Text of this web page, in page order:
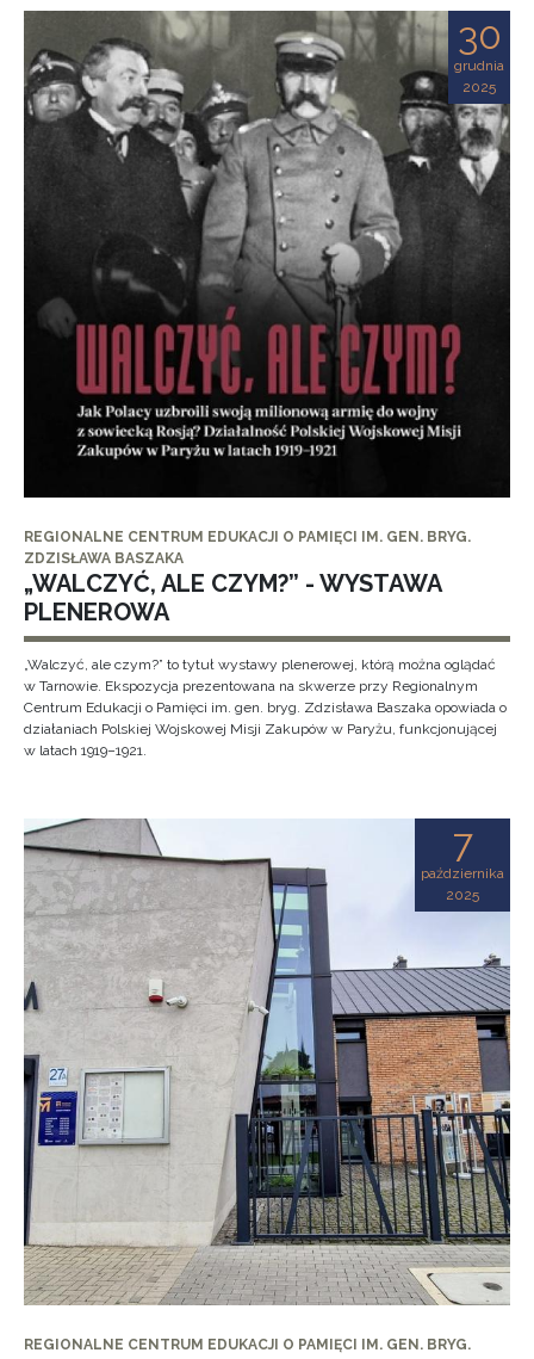
30
grudnia
2025
REGIONALNE CENTRUM EDUKACJI O PAMIĘCI IM. GEN. BRYG.
ZDZISŁAWA BASZAKA
„WALCZYĆ, ALE CZYM?” - WYSTAWA
PLENEROWA
„Walczyć, ale czym?” to tytuł wystawy plenerowej, którą można oglądać
w Tarnowie. Ekspozycja prezentowana na skwerze przy Regionalnym
Centrum Edukacji o Pamięci im. gen. bryg. Zdzisława Baszaka opowiada o
działaniach Polskiej Wojskowej Misji Zakupów w Paryżu, funkcjonującej
w latach 1919–1921.
7
października
2025
REGIONALNE CENTRUM EDUKACJI O PAMIĘCI IM. GEN. BRYG.